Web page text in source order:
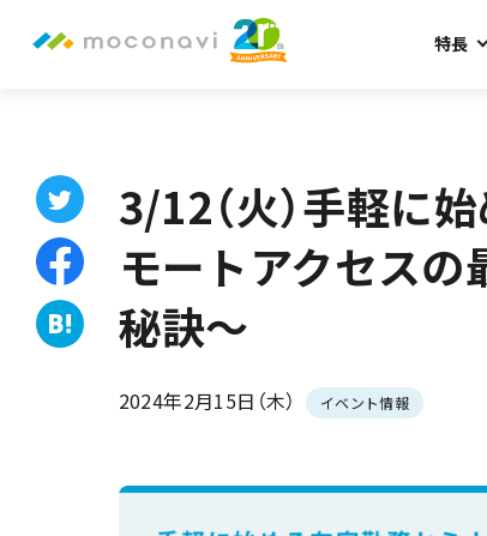
特長
3/12（火）手軽に
モートアクセス
秘訣～
2024年2月15日（木） イベント情報